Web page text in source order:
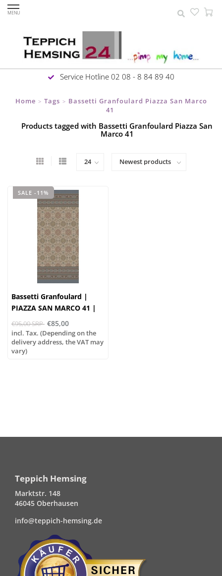
MENU
Service Hotline 02 08 - 8 84 89 40
Home > Tags > Bassetti Granfoulard Piazza San Marco
41
Products tagged with Bassetti Granfoulard Piazza San
Marco 41
SALE -11%
Bassetti Granfoulard |
PIAZZA SAN MARCO 41 |
100% cotton
€95,00 SRP €85,00
incl. Tax. (Depending on the
delivery address, the VAT may
vary)
Teppich Hemsing
Marktstr. 148
46045 Oberhausen
info@teppich-hemsing.de